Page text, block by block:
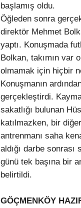
başlamış oldu.
Öğleden sonra
direktör Mehmet
yaptı. Konuşmada
Bolkan, takımın var
olmamak için hiçbir
Konuşmanın
gerçekleştirdi.
sakatlığı bulunan
katılmazken, bir
antrenmanı saha
aldığı darbe sonrası
günü tek başına bir
belirtildi.
GÖÇMENKÖY